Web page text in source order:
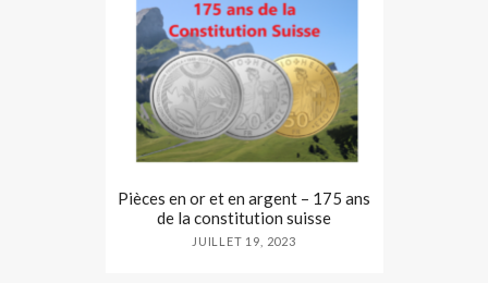
Pièces en or et en argent – 175 ans
de la constitution suisse
JUILLET 19, 2023